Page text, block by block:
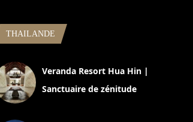
THAILANDE
Veranda Resort Hua Hin |
Sanctuaire de zénitude